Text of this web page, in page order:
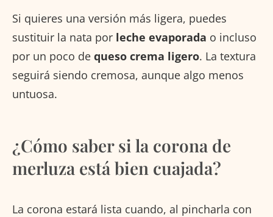
Si quieres una versión más ligera, puedes
sustituir la nata por leche evaporada o incluso
por un poco de queso crema ligero. La textura
seguirá siendo cremosa, aunque algo menos
untuosa.
¿Cómo saber si la corona de
merluza está bien cuajada?
La corona estará lista cuando, al pincharla con